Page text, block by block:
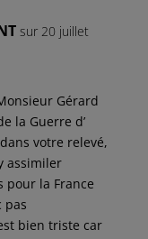
sur 20 juillet
Gérard
la Guerre d’
votre relevé,
assimiler
pour la France
pas
bien triste car